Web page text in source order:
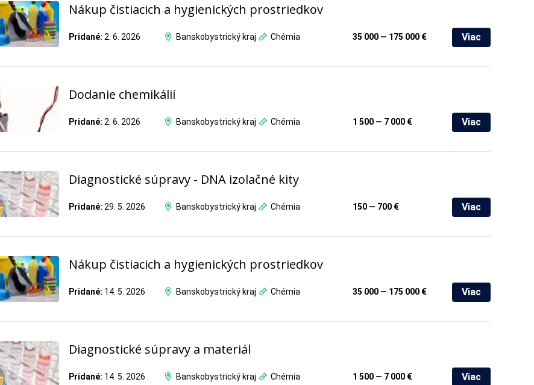
Nákup čistiacich a hygienických prostriedkov
Pridané: 2. 6. 2026 Banskobystrický kraj Chémia 35 000 — 175 000 € Viac
Dodanie chemikálií
Pridané: 2. 6. 2026 Banskobystrický kraj Chémia 1 500 — 7 000 € Viac
Diagnostické súpravy - DNA izolačné kity
Pridané: 29. 5. 2026 Banskobystrický kraj Chémia 150 — 700 € Viac
Nákup čistiacich a hygienických prostriedkov
Pridané: 14. 5. 2026 Banskobystrický kraj Chémia 35 000 — 175 000 € Viac
Diagnostické súpravy a materiál
Pridané: 14. 5. 2026 Banskobystrický kraj Chémia 1 500 — 7 000 € Viac